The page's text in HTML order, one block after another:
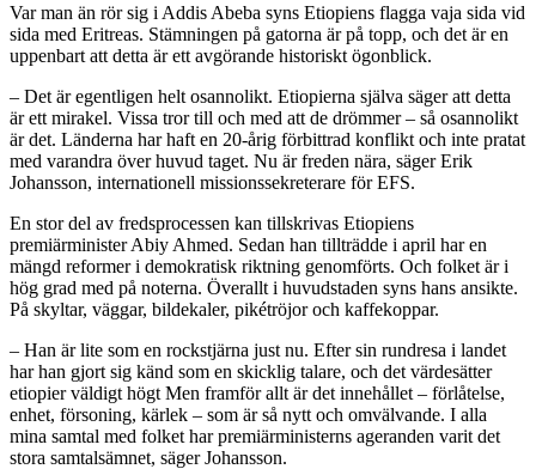
Var man än rör sig i Addis Abeba syns Etiopiens flagga vaja sida vid
sida med Eritreas. Stämningen på gatorna är på topp, och det är en
uppen­bart att detta är ett avgörande historiskt ögonblick.
– Det är egentligen helt osannolikt. Etiopierna själva säger att detta
är ett mirakel. Vissa tror till och med att de drömmer – så osannolikt
är det. Länderna har haft en 20-årig förbittrad konflikt och inte pratat
med varandra över huvud taget. Nu är freden nära, säger Erik
Johansson, internationell missionssekreterare för EFS.
En stor del av fredsprocessen kan tillskrivas Etiopiens
premiärminister Abiy Ahmed. Sedan han tillträdde i april har en
mängd reformer i demokratisk riktning genomförts. Och folket är i
hög grad med på noterna. Överallt i huvudstaden syns hans ansikte.
På skyltar, väggar, bildekaler, pikétröjor och kaffekoppar.
– Han är lite som en rockstjärna just nu. Efter sin rundresa i landet
har han gjort sig känd som en skicklig talare, och det värdesätter
etiopier väldigt högt Men framför allt är det innehållet – förlåtelse,
enhet, försoning, kärlek – som är så nytt och omvälvande. I alla
mina samtal med folket har premiär­ministerns ageranden varit det
stora samtalsämnet, säger Johansson.